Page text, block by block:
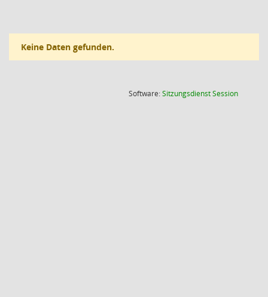
Keine Daten gefunden.
Software:SitzungsdienstSession(Wird in